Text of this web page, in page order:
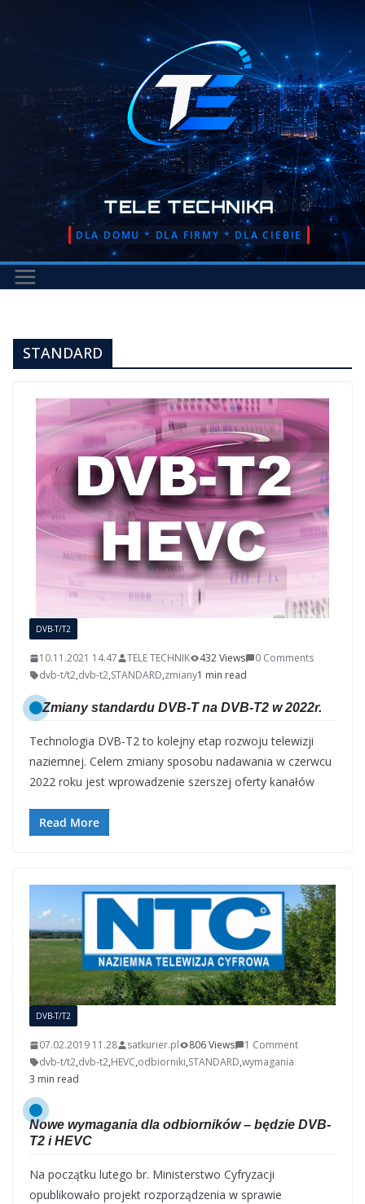
TELE TECHNIKA
DLA DOMU * DLA FIRMY * DLA CIEBIE
STANDARD
DVB-T/T2
10.11.2021 14.47 TELE TECHNIK 432 Views
0 Comments
dvb-t/t2,dvb-t2,STANDARD,zmiany1 min read
Zmiany standardu DVB-T na DVB-T2 w 2022r.
Technologia DVB-T2 to kolejny etap rozwoju telewizji
naziemnej. Celem zmiany sposobu nadawania w czerwcu
2022 roku jest wprowadzenie szerszej oferty kanałów
Read More
DVB-T/T2
07.02.2019 11.28 satkurier.pl 806 Views
1 Comment
dvb-t/t2,dvb-t2,HEVC,odbiorniki,STANDARD,wymagania
3 min read
Nowe wymagania dla odbiorników – będzie DVB-
T2 i HEVC
Na początku lutego br. Ministerstwo Cyfryzacji
opublikowało projekt rozporządzenia w sprawie